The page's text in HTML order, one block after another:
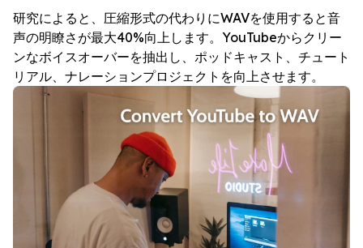
研究によると、圧縮形式の代わりにWAVを使用すると音
声の明瞭さが最大40%向上します。YouTubeからクリー
ンなボイスオーバーを抽出し、ポッドキャスト、チュート
リアル、ナレーションプロジェクトを向上させます。